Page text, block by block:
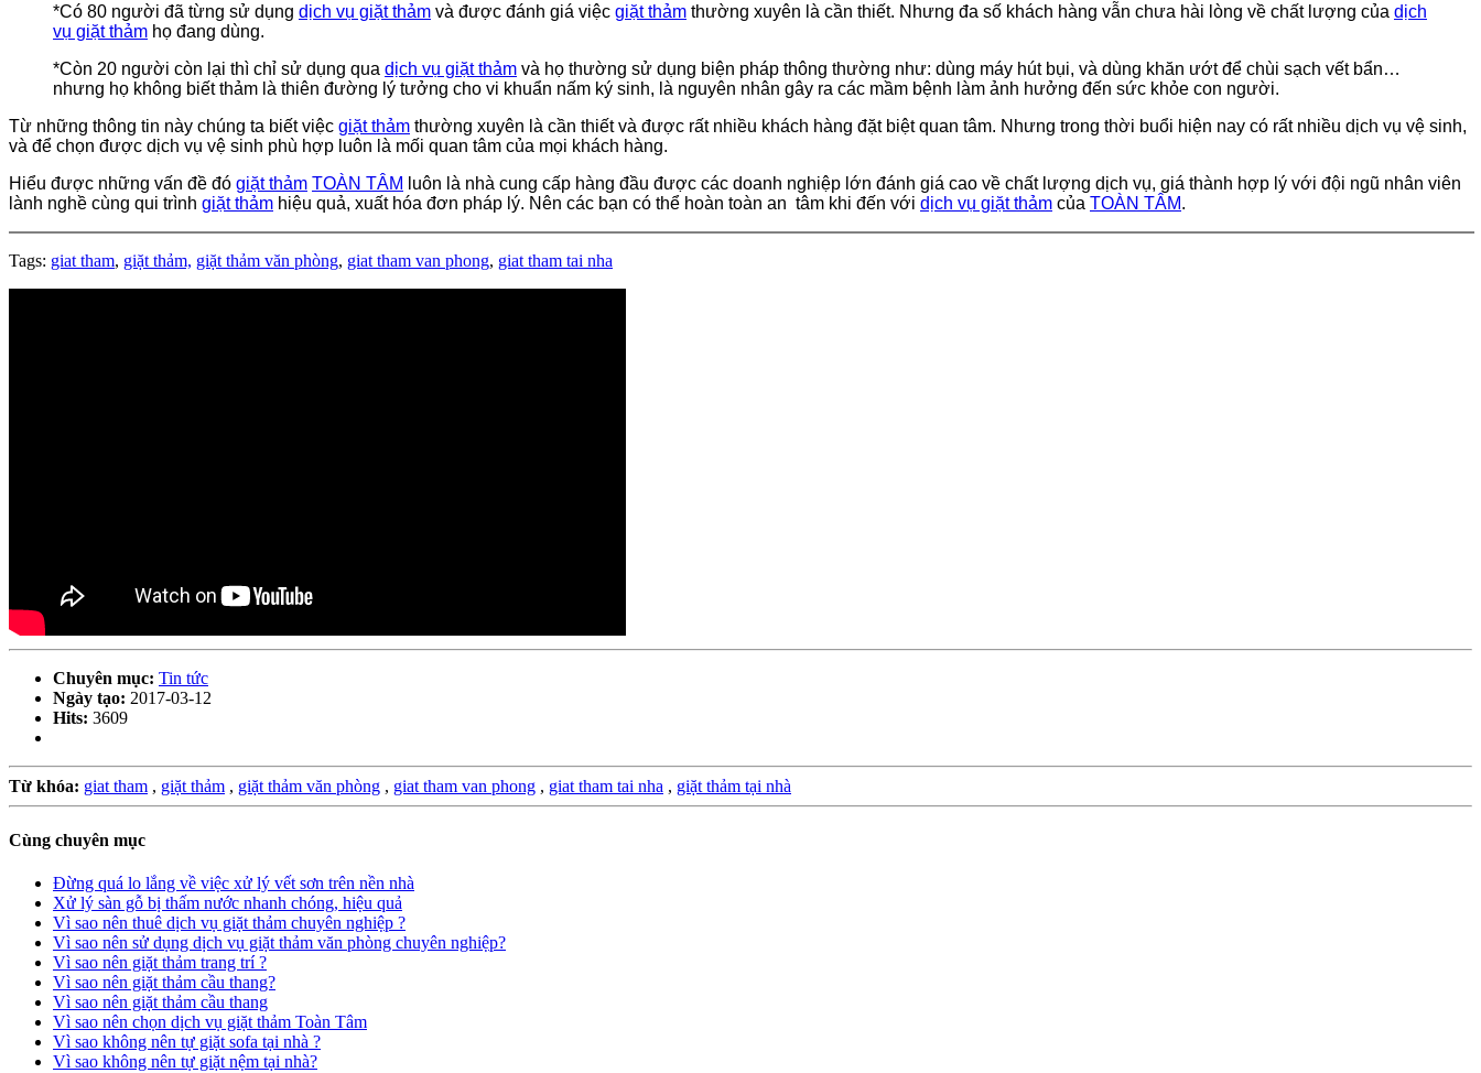
*Có 80 người đã từng sử dụng dịch vụ giặt thảm và được đánh giá việc giặt thảm thường xuyên là cần thiết. Nhưng đa số khách hàng vẫn chưa hài lòng về chất lượng của dịch
vụ giặt thảm họ đang dùng.
*Còn 20 người còn lại thì chỉ sử dụng qua dịch vụ giặt thảm và họ thường sử dụng biện pháp thông thường như: dùng máy hút bụi, và dùng khăn ướt để chùi sạch vết bẩn…
nhưng họ không biết thảm là thiên đường lý tưởng cho vi khuẩn nấm ký sinh, là nguyên nhân gây ra các mầm bệnh làm ảnh hưởng đến sức khỏe con người.
Từ những thông tin này chúng ta biết việc giặt thảm thường xuyên là cần thiết và được rất nhiều khách hàng đặt biệt quan tâm. Nhưng trong thời buổi hiện nay có rất nhiều dịch vụ vệ sinh,
và để chọn được dịch vụ vệ sinh phù hợp luôn là mối quan tâm của mọi khách hàng.
Hiểu được những vấn đề đó giặt thảm TOÀN TÂM
luôn là nhà cung cấp hàng đầu được các doanh nghiệp lớn đánh giá cao về chất lượng dịch vụ, giá thành hợp lý với đội ngũ nhân viên
lành nghề cùng qui trình giặt thảm hiệu quả, xuất hóa đơn pháp lý. Nên các bạn có thể hoàn toàn an tâm khi đến với dịch vụ giặt thảm của TOÀN TÂM.
Tags: giat tham, giặt thảm, giặt thảm văn phòng, giat tham van phong, giat tham tai nha
Chuyên mục: Tin tức
Ngày tạo: 2017-03-12
Hits: 3609
Từ khóa: giat tham , giặt thảm , giặt thảm văn phòng , giat tham van phong , giat tham tai nha , giặt thảm tại nhà
Cùng chuyên mục
Đừng quá lo lắng về việc xử lý vết sơn trên nền nhà
Xử lý sàn gỗ bị thấm nước nhanh chóng, hiệu quả
Vì sao nên thuê dịch vụ giặt thảm chuyên nghiệp ?
Vì sao nên sử dụng dịch vụ giặt thảm văn phòng chuyên nghiệp?
Vì sao nên giặt thảm trang trí ?
Vì sao nên giặt thảm cầu thang?
Vì sao nên giặt thảm cầu thang
Vì sao nên chọn dịch vụ giặt thảm Toàn Tâm
Vì sao không nên tự giặt sofa tại nhà ?
Vì sao không nên tự giặt nệm tại nhà?